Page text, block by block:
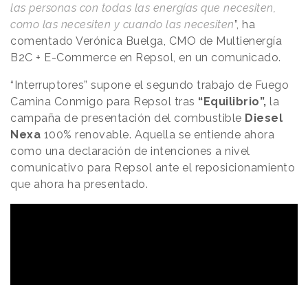
las personas con todas las energías que necesiten,
como las necesiten y cuando las necesiten”, ha
comentado Verónica Buelga, CMO de Multienergía
B2C + E-Commerce en Repsol, en un comunicado.
“Interruptores” supone el segundo trabajo de Fuego
Camina Conmigo para Repsol tras “Equilibrio”, la
campaña de presentación del combustible Diesel
Nexa 100% renovable. Aquella se entiende ahora
como una declaración de intenciones a nivel
comunicativo para Repsol ante el reposicionamiento
que ahora ha presentado.